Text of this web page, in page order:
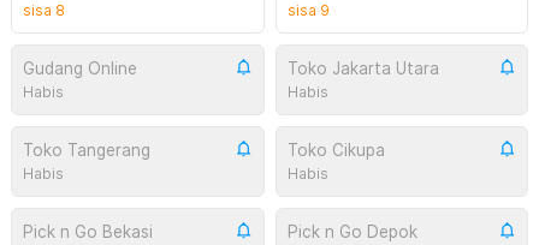
sisa 8 sisa 9
Gudang Online
Habis
Toko Jakarta Utara
Habis
Toko Tangerang
Habis
Toko Cikupa
Habis
Pick n Go Bekasi Pick n Go Depok